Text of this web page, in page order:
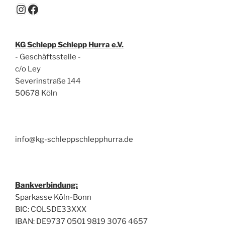
Instagram
Facebook
KG Schlepp Schlepp Hurra e.V.
- Geschäftsstelle -
c/o Ley
Severinstraße 144
50678 Köln
info@kg-schleppschlepphurra.de
Bankverbindung:
Sparkasse Köln-Bonn
BIC: COLSDE33XXX
IBAN: DE9737 0501 9819 3076 4657